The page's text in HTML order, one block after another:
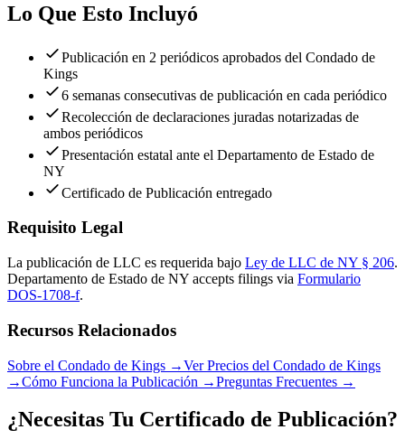
Lo Que Esto Incluyó
Publicación en 2 periódicos aprobados del Condado de
Kings
6 semanas consecutivas de publicación en cada periódico
Recolección de declaraciones juradas notarizadas de
ambos periódicos
Presentación estatal ante el Departamento de Estado de
NY
Certificado de Publicación entregado
Requisito Legal
La publicación de LLC es requerida bajo Ley de LLC de NY § 206.
Departamento de Estado de NY accepts filings via Formulario
DOS-1708-f.
Recursos Relacionados
Sobre el Condado de Kings →Ver Precios del Condado de Kings
→Cómo Funciona la Publicación →Preguntas Frecuentes →
¿Necesitas Tu Certificado de Publicación?